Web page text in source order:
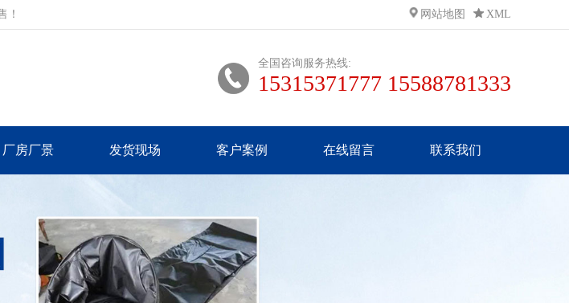
！ 网站地图 XML
全国咨询服务热线:
15315371777 15588781333
厂房厂景 发货现场 客户案例 在线留言 联系我们